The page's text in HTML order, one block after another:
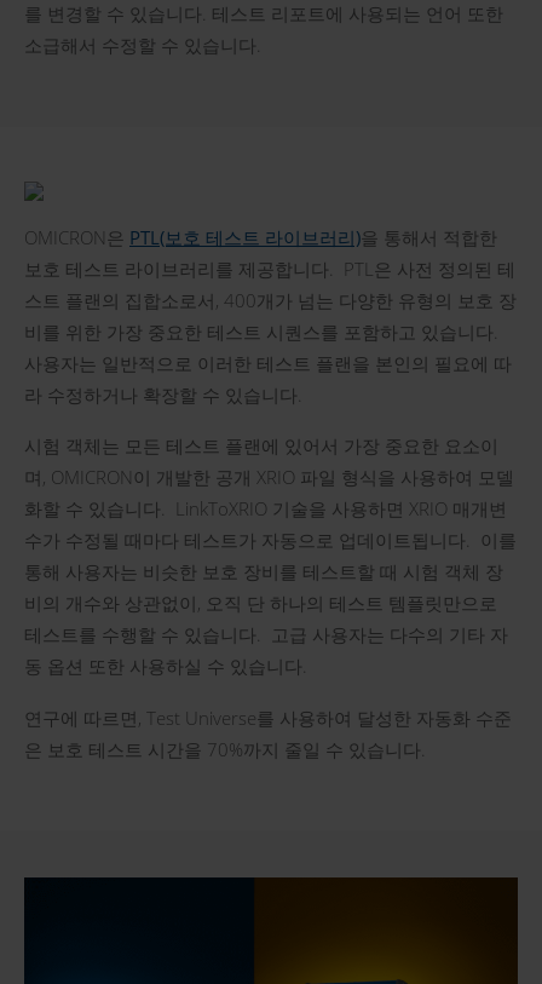
를 변경할 수 있습니다. 테스트 리포트에 사용되는 언어 또한
소급해서 수정할 수 있습니다.
OMICRON은 PTL(보호 테스트 라이브러리)을 통해서 적합한
보호 테스트 라이브러리를 제공합니다. PTL은 사전 정의된 테
스트 플랜의 집합소로서, 400개가 넘는 다양한 유형의 보호 장
비를 위한 가장 중요한 테스트 시퀀스를 포함하고 있습니다.
사용자는 일반적으로 이러한 테스트 플랜을 본인의 필요에 따
라 수정하거나 확장할 수 있습니다.
시험 객체는 모든 테스트 플랜에 있어서 가장 중요한 요소이
며, OMICRON이 개발한 공개 XRIO 파일 형식을 사용하여 모델
화할 수 있습니다. LinkToXRIO 기술을 사용하면 XRIO 매개변
수가 수정될 때마다 테스트가 자동으로 업데이트됩니다. 이를
통해 사용자는 비슷한 보호 장비를 테스트할 때 시험 객체 장
비의 개수와 상관없이, 오직 단 하나의 테스트 템플릿만으로
테스트를 수행할 수 있습니다. 고급 사용자는 다수의 기타 자
동 옵션 또한 사용하실 수 있습니다.
연구에 따르면, Test Universe를 사용하여 달성한 자동화 수준
은 보호 테스트 시간을 70%까지 줄일 수 있습니다.